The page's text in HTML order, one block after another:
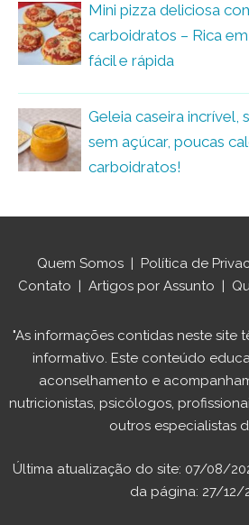
Mini pizza deliciosa
carboidratos – Rica
fácil e rápida
Geleia caseira incrível,
sem açúcar, poucas
carboidratos!
Quem Somos Política de
Contato
Artigos por Assunto
"As informações contidas neste site
informativo. Este conteúdo
aconselhamento e
nutricionistas, psicólogos,
outros especialistas
Última atualização do site: 07/08/
da página: 27/12/